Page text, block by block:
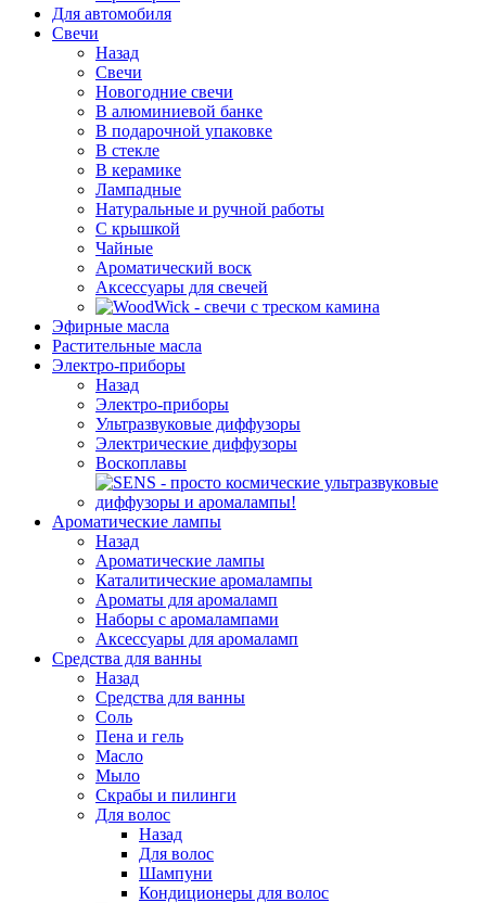
Для автомобиля
Свечи
Назад
Свечи
Новогодние свечи
В алюминиевой банке
В подарочной упаковке
В стекле
В керамике
Лампадные
Натуральные и ручной работы
С крышкой
Чайные
Ароматический воск
Аксессуары для свечей
Эфирные масла
Растительные масла
Электро-приборы
Назад
Электро-приборы
Ультразвуковые диффузоры
Электрические диффузоры
Воскоплавы
Ароматические лампы
Назад
Ароматические лампы
Каталитические аромалампы
Ароматы для аромаламп
Наборы с аромалампами
Аксессуары для аромаламп
Средства для ванны
Назад
Средства для ванны
Соль
Пена и гель
Масло
Мыло
Скрабы и пилинги
Для волос
Назад
Для волос
Шампуни
Кондиционеры для волос